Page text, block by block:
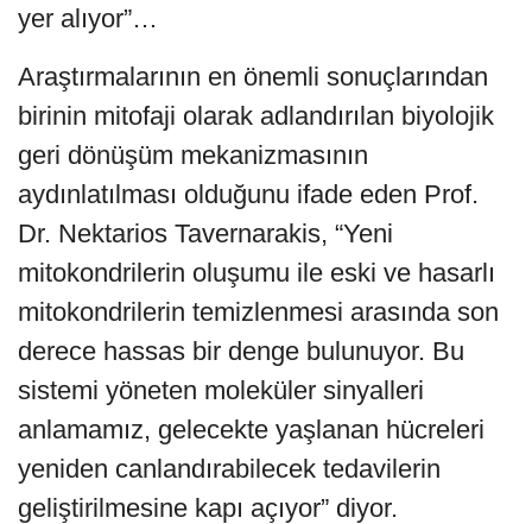
yer alıyor”…
Araştırmalarının en önemli sonuçlarından
birinin mitofaji olarak adlandırılan biyolojik
geri dönüşüm mekanizmasının
aydınlatılması olduğunu ifade eden Prof.
Dr. Nektarios Tavernarakis, “Yeni
mitokondrilerin oluşumu ile eski ve hasarlı
mitokondrilerin temizlenmesi arasında son
derece hassas bir denge bulunuyor. Bu
sistemi yöneten moleküler sinyalleri
anlamamız, gelecekte yaşlanan hücreleri
yeniden canlandırabilecek tedavilerin
geliştirilmesine kapı açıyor” diyor.